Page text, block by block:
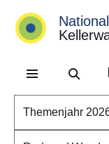
Themenjahr